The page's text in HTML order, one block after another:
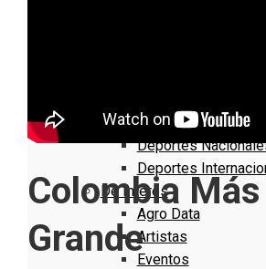
Deportes Locales
Deportes
Deportes
De Interés
Agro Data
Artistas
Eventos
Colombia Más
Grande